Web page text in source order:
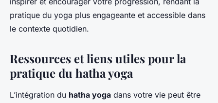
pratique du yoga plus engageante et accessible dans
le contexte quotidien.
Ressources et liens utiles pour la
pratique du hatha yoga
L’intégration du hatha yoga dans votre vie peut être